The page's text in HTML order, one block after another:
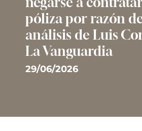
póliza por razón
análisis de Luis
La Vanguardia
29/06/2026